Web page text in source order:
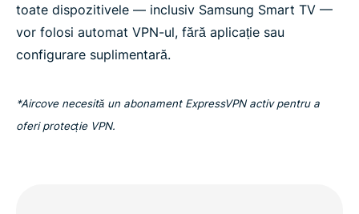
toate dispozitivele — inclusiv Samsung Smart TV —
vor folosi automat VPN-ul, fără aplicație sau
configurare suplimentară.
*Aircove necesită un abonament ExpressVPN activ pentru a
oferi protecție VPN.